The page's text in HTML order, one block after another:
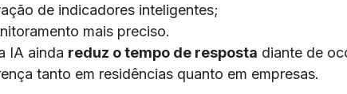
de indicadores inteligentes;
mais preciso.
IA ainda reduz o tempo de resposta diante de
tanto em residências quanto em empresas.